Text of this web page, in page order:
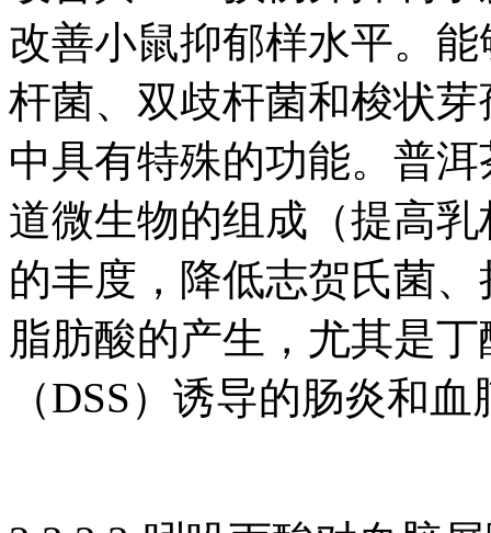
改善小鼠抑郁样水平。
杆菌、双歧杆菌和梭状
中具有特殊的功能。普
道微生物的组成（提高
的丰度，降低志贺氏菌
脂肪酸的产生，尤其是
（DSS）诱导的肠炎和